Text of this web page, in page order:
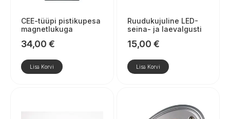
CEE-tüüpi pistikupesa
magnetlukuga
34,00 €
Lisa Korvi
Ruudukujuline LED-
seina- ja laevalgusti
15,00 €
Lisa Korvi